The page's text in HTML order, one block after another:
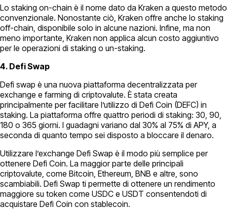
Lo staking on-chain è il nome dato da Kraken a questo metodo
convenzionale. Nonostante ciò, Kraken offre anche lo staking
off-chain, disponibile solo in alcune nazioni. Infine, ma non
meno importante, Kraken non applica alcun costo aggiuntivo
per le operazioni di staking o un-staking.
4. Defi Swap
Defi swap è una nuova piattaforma decentralizzata per
exchange e farming di criptovalute. È stata creata
principalmente per facilitare l’utilizzo di Defi Coin (DEFC) in
staking. La piattaforma offre quattro periodi di staking: 30, 90,
180 o 365 giorni. I guadagni variano dal 30% al 75% di APY, a
seconda di quanto tempo sei disposto a bloccare il denaro.
Utilizzare l’exchange Defi Swap è il modo più semplice per
ottenere Defi Coin. La maggior parte delle principali
criptovalute, come Bitcoin, Ethereum, BNB e altre, sono
scambiabili. Defi Swap ti permette di ottenere un rendimento
maggiore su token come USDC e USDT consentendoti di
acquistare Defi Coin con stablecoin.